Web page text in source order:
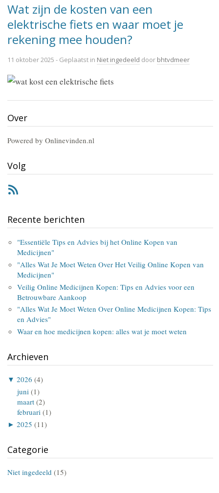
Wat zijn de kosten van een
elektrische fiets en waar moet je
rekening mee houden?
11 oktober 2025 - Geplaatst in Niet ingedeeld door bhtvdmeer
Over
Powered by Onlinevinden.nl
Volg
Recente berichten
"Essentiële Tips en Advies bij het Online Kopen van
Medicijnen"
"Alles Wat Je Moet Weten Over Het Veilig Online Kopen van
Medicijnen"
Veilig Online Medicijnen Kopen: Tips en Advies voor een
Betrouwbare Aankoop
"Alles Wat Je Moet Weten Over Online Medicijnen Kopen: Tips
en Advies"
Waar en hoe medicijnen kopen: alles wat je moet weten
Archieven
▼ 2026 (4)
juni (1)
maart (2)
februari (1)
► 2025 (11)
Categorie
Niet ingedeeld (15)